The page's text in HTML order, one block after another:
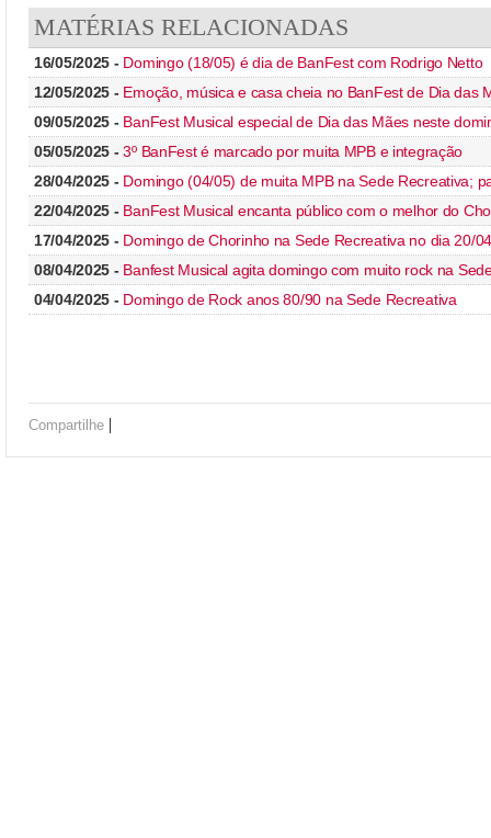
MATÉRIAS RELACIONADAS
16/05/2025 - Domingo (18/05) é dia de BanFest com Rodrigo Netto
12/05/2025 - Emoção, música e casa cheia no BanFest de Dia das
09/05/2025 - BanFest Musical especial de Dia das Mães neste
05/05/2025 -3º BanFest é marcado por muita MPB e integração
28/04/2025 - Domingo (04/05) de muita MPB na Sede Recreativa;
22/04/2025 - BanFest Musical encanta público com o melhor do
17/04/2025 - Domingo de Chorinho na Sede Recreativa no dia 20/
08/04/2025 - Banfest Musical agita domingo com muito rock na
04/04/2025 - Domingo de Rock anos 80/90 na Sede Recreativa
Compartilhe |